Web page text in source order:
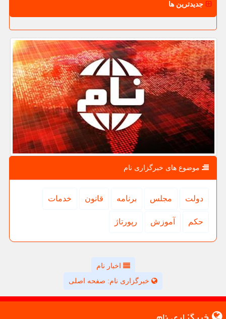
جدیدترین ها
موضوع های خبرگزاری نام
دولت مجلس برنامه قانون خدمات
حكم آموزش رپورتاژ
اخبار نام
خبرگزاری نام: صفحه اصلی